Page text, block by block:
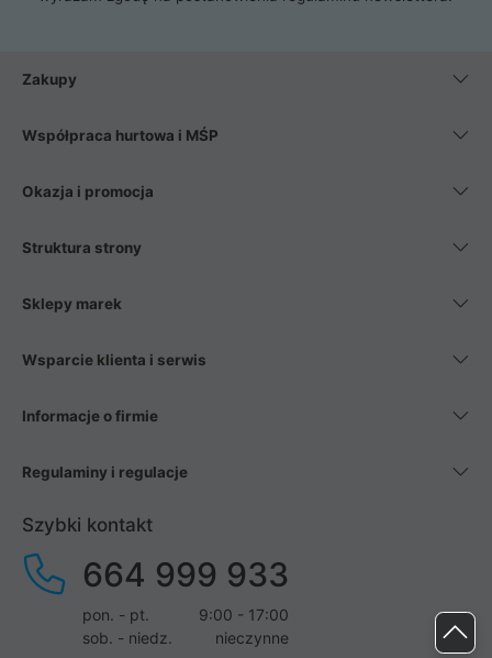
Zakupy
Współpraca hurtowa i MŚP
Okazja i promocja
Struktura strony
Sklepy marek
Wsparcie klienta i serwis
Informacje o firmie
Regulaminy i regulacje
Szybki kontakt
664 999 933
pon. - pt.
9:00 - 17:00
sob. - niedz.
nieczynne